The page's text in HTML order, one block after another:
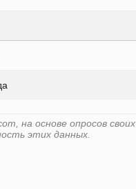
на основе опросов
этих данных.